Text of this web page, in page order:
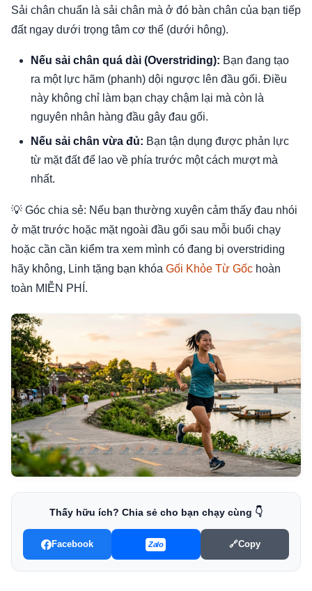
Sải chân chuẩn là sải chân mà ở đó bàn chân của bạn tiếp
đất ngay dưới trọng tâm cơ thể (dưới hông).
Nếu sải chân quá dài (Overstriding): Bạn đang tạo
ra một lực hãm (phanh) dội ngược lên đầu gối. Điều
này không chỉ làm bạn chạy chậm lại mà còn là
nguyên nhân hàng đầu gây đau gối.
Nếu sải chân vừa đủ: Bạn tận dụng được phản lực
từ mặt đất để lao về phía trước một cách mượt mà
nhất.
💡 Góc chia sẻ: Nếu bạn thường xuyên cảm thấy đau nhói
ở mặt trước hoặc mặt ngoài đầu gối sau mỗi buổi chạy
hoặc cần cần kiểm tra xem mình có đang bị overstriding
hãy không, Linh tặng bạn khóa Gối Khỏe Từ Gốc hoàn
toàn MIỄN PHÍ.
Thấy hữu ích? Chia sẻ cho bạn chạy cùng 👇
Facebook Zalo 🔗Copy